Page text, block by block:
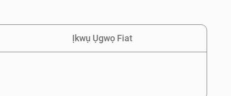
Ịkwụ Ụgwọ Fiat